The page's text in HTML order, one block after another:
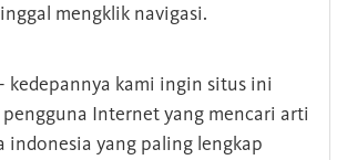
mengklik navigasi.
- kedepannya kami ingin situs ini
Internet yang mencari arti
indonesia yang paling lengkap